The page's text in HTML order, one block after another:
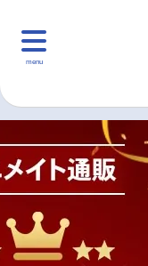
menu
マンガ・ラノベ